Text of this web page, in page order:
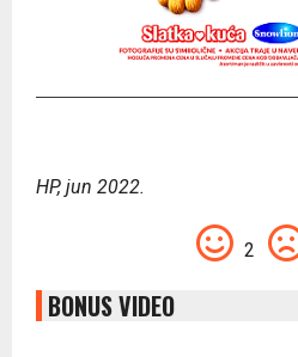
HP, jun 2022.
2
BONUS VIDEO